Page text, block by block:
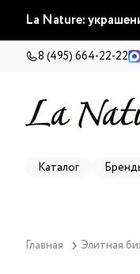
La Nature:
8 (495) 664-22-22
Каталог
Главная Элитная